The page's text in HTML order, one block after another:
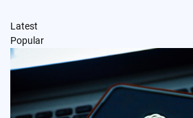
Latest
Popular